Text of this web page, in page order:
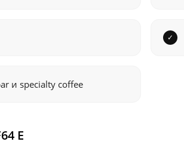
и specialty coffee
E